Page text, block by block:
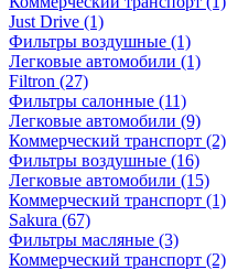
Just Drive (1)
Фильтры воздушные (1)
Легковые автомобили (1)
Filtron (27)
Фильтры салонные (11)
Легковые автомобили (9)
Коммерческий транспорт (2)
Фильтры воздушные (16)
Легковые автомобили (15)
Коммерческий транспорт (1)
Sakura (67)
Фильтры масляные (3)
Коммерческий транспорт (2)